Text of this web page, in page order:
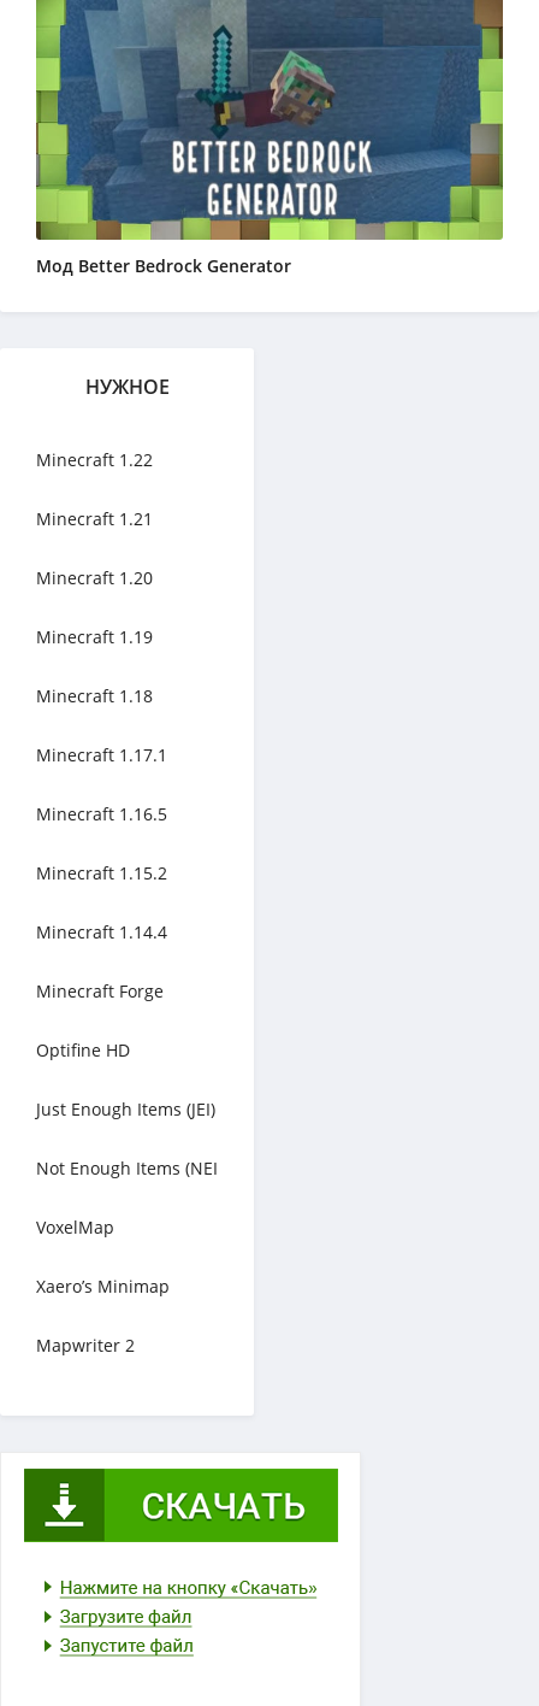
Мод Better Bedrock Generator
НУЖНОЕ
Minecraft 1.22
Minecraft 1.21
Minecraft 1.20
Minecraft 1.19
Minecraft 1.18
Minecraft 1.17.1
Minecraft 1.16.5
Minecraft 1.15.2
Minecraft 1.14.4
Minecraft Forge
Optifine HD
Just Enough Items (JEI)
Not Enough Items (NEI
VoxelMap
Xaero’s Minimap
Mapwriter 2